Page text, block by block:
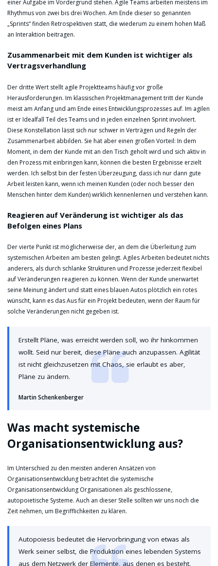
einer Aufgabe im Vordergrund stehen. Agile Teams arbeiten meistens im
Rhythmus von zwei bis drei Wochen. Am Ende dieser so genannten
„Sprints“ finden Retrospektiven statt, die wiederum zu einem hohen Maß
an Interaktion beitragen.
Zusammenarbeit mit dem Kunden ist wichtiger als
Vertragsverhandlung
Der dritte Wert stellt agile Projektteams häufig vor große
Herausforderungen. Im klassischen Projektmanagement tritt der Kunde
meist am Anfang und am Ende eines Entwicklungsprozesses auf. Im agilen
ist er Idealfall Teil des Teams und in jeden einzelnen Sprint involviert.
Diese Konstellation lässt sich nur schwer in Verträgen und Regeln der
Zusammenarbeit abbilden. Sie hat aber einen großen Vorteil: In dem
Moment, in dem der Kunde mit an den Tisch geholt wird und sich aktiv in
den Prozess mit einbringen kann, können die besten Ergebnisse erzielt
werden. Ich selbst bin der festen Überzeugung, dass ich nur dann gute
Arbeit leisten kann, wenn ich meinen Kunden (oder noch besser den
Menschen hinter dem Kunden) wirklich kennenlernen und verstehen kann.
Reagieren auf Veränderung ist wichtiger als das
Befolgen eines Plans
Der vierte Punkt ist möglicherweise der, an dem die Überleitung zum
systemischen Arbeiten am besten gelingt. Agiles Arbeiten bedeutet nichts
anderers, als durch schlanke Strukturen und Prozesse jederzeit flexibel
auf Veränderungen reagieren zu können. Wenn der Kunde unerwartet
seine Meinung ändert und statt eines blauen Autos plötzlich ein rotes
wünscht, kann es das Aus für ein Projekt bedeuten, wenn der Raum für
solche Veränderungen nicht gegeben ist.
Erstellt Pläne, was erreicht werden soll, wo ihr hinkommen
wollt. Seid nur bereit, diese Pläne auch anzupassen. Agilität
ist nicht gleichzusetzen mit Chaos, sie erlaubt es aber,
Pläne zu ändern.
Martin Schenkenberger
Was macht systemische
Organisationsentwicklung aus?
Im Unterschied zu den meisten anderen Ansätzen von
Organisationsentwicklung betrachtet die systemische
Organisationsentwicklung Organisationen als geschlossene,
autopoietische Systeme. Auch an dieser Stelle sollten wir uns noch die
Zeit nehmen, um Begrifflichkeiten zu klären.
Autopoiesis bedeutet die Hervorbringung von etwas als
Werk seiner selbst, die Produktion eines lebenden Systems
aus dem Netzwerk der Elemente, aus denen es besteht.